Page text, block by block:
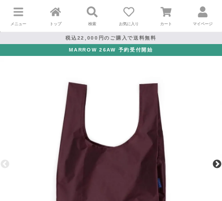
メニュー トップ 検索 お気に入り カート マイページ
税込22,000円のご購入で送料無料
MARROW 26AW 予約受付開始